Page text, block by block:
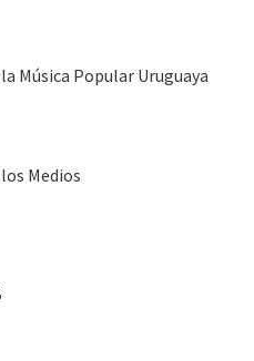
Música Popular Uruguaya
Medios